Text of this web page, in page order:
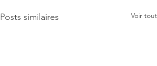
Posts similaires Voir tout